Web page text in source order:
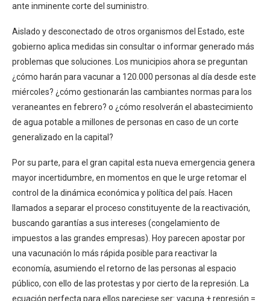
ante inminente corte del suministro.
Aislado y desconectado de otros organismos del Estado, este
gobierno aplica medidas sin consultar o informar generado más
problemas que soluciones. Los municipios ahora se preguntan
¿cómo harán para vacunar a 120.000 personas al día desde este
miércoles? ¿cómo gestionarán las cambiantes normas para los
veraneantes en febrero? o ¿cómo resolverán el abastecimiento
de agua potable a millones de personas en caso de un corte
generalizado en la capital?
Por su parte, para el gran capital esta nueva emergencia genera
mayor incertidumbre, en momentos en que le urge retomar el
control de la dinámica económica y política del país. Hacen
llamados a separar el proceso constituyente de la reactivación,
buscando garantías a sus intereses (congelamiento de
impuestos a las grandes empresas). Hoy parecen apostar por
una vacunación lo más rápida posible para reactivar la
economía, asumiendo el retorno de las personas al espacio
público, con ello de las protestas y por cierto de la represión. La
ecuación perfecta para ellos pareciese ser: vacuna + represión =